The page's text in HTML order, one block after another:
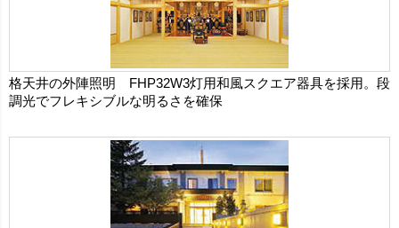
格天井の外陣照明 FHP32W3灯用和風スクエア器具を採用。段
調光でフレキシブルな明るさを確保